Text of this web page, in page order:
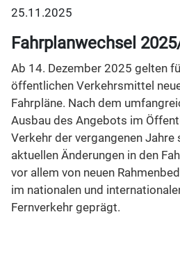
25.11.2025
Fahrplanwechsel
Ab 14. Dezember 2025 gelten
öffentlichen Verkehrsmittel
Fahrpläne. Nach dem
Ausbau des Angebots im
Verkehr der vergangenen Jahre
aktuellen Änderungen in den
vor allem von neuen
im nationalen und
Fernverkehr geprägt.